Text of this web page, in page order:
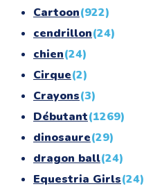
Cartoon(922)
cendrillon(24)
chien(24)
Cirque(2)
Crayons(3)
Débutant(1269)
dinosaure(29)
dragon ball(24)
Equestria Girls(24)